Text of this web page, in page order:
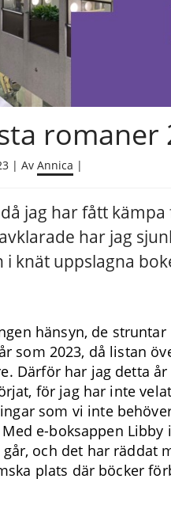
romaner
| Av Annica |
jag har fått
har jag
knät uppslagna
hänsyn, de struntar
som 2023, då listan
. Därför har jag detta
för jag har inte
som vi inte
e-boksappen Libby
och det har räddat
plats där böcker